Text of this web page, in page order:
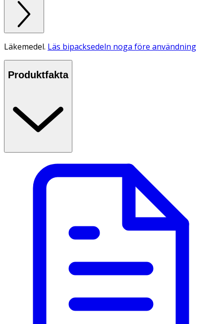
Läkemedel. Läs bipacksedeln noga före användning
Produktfakta